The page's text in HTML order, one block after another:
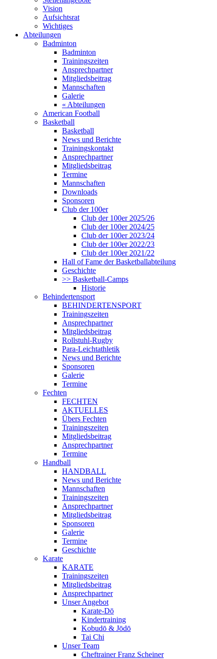
Vision
Aufsichtsrat
Wichtiges
Abteilungen
Badminton
Badminton
Trainingszeiten
Ansprechpartner
Mitgliedsbeitrag
Mannschaften
Galerie
« Abteilungen
American Football
Basketball
Basketball
News und Berichte
Trainingskontakt
Ansprechpartner
Mitgliedsbeitrag
Termine
Mannschaften
Downloads
Sponsoren
Club der 100er
Club der 100er 2025/26
Club der 100er 2024/25
Club der 100er 2023/24
Club der 100er 2022/23
Club der 100er 2021/22
Hall of Fame der Basketballabteilung
Geschichte
>> Basketball-Camps
Historie
Behindertensport
BEHINDERTENSPORT
Trainingszeiten
Ansprechpartner
Mitgliedsbeitrag
Rollstuhl-Rugby
Para-Leichtathletik
News und Berichte
Sponsoren
Galerie
Termine
Fechten
FECHTEN
AKTUELLES
Übers Fechten
Trainingszeiten
Mitgliedsbeitrag
Ansprechpartner
Termine
Handball
HANDBALL
News und Berichte
Mannschaften
Trainingszeiten
Ansprechpartner
Mitgliedsbeitrag
Sponsoren
Galerie
Termine
Geschichte
Karate
KARATE
Trainingszeiten
Mitgliedsbeitrag
Ansprechpartner
Unser Angebot
Karate-Dō
Kindertraining
Kobudō & Jōdō
Tai Chi
Unser Team
Cheftrainer Franz Scheiner